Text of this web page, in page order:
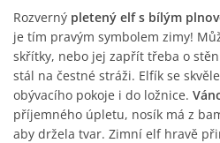
Rozverný pletený elf s bílým
je tím pravým symbolem zimy!
skřítky, nebo jej zapřít třeba o
stál na čestné stráži. Elfík se
obývacího pokoje i do ložnice.
příjemného úpletu, nosík má z
aby držela tvar. Zimní elf hravě